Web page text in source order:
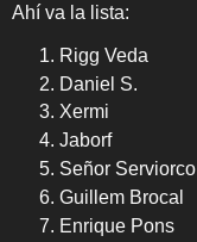
Ahí va la lista:
Rigg Veda
Daniel S.
Xermi
Jaborf
Señor Serviorco
Guillem Brocal
Enrique Pons